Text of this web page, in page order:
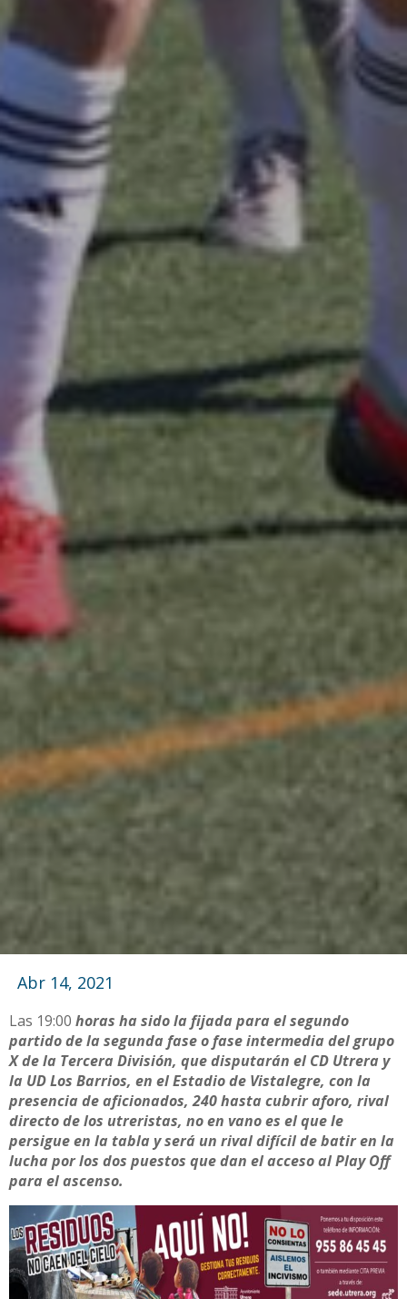
Abr 14, 2021
Las 19:00 horas ha sido la fijada para el segundo
partido de la segunda fase o fase intermedia del grupo
X de la Tercera División, que disputarán el CD Utrera y
la UD Los Barrios, en el Estadio de Vistalegre, con la
presencia de aficionados, 240 hasta cubrir aforo, rival
directo de los utreristas, no en vano es el que le
persigue en la tabla y será un rival difícil de batir en la
lucha por los dos puestos que dan el acceso al Play Off
para el ascenso.